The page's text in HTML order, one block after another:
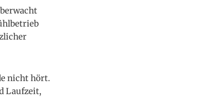
nicht hört.
Laufzeit,